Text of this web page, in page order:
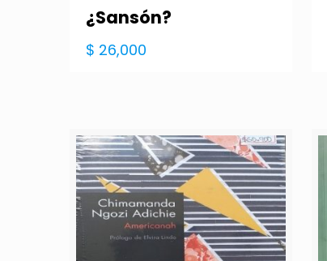
¿Sansón?
$ 26,000